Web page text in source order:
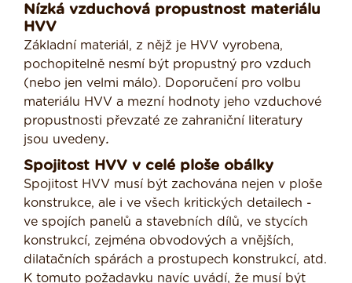
Nízká vzduchová propustnost materiálu
HVV
Základní materiál, z nějž je HVV vyrobena,
pochopitelně nesmí být propustný pro vzduch
(nebo jen velmi málo). Doporučení pro volbu
materiálu HVV a mezní hodnoty jeho vzduchové
propustnosti převzaté ze zahraniční literatury
jsou uvedeny.
Spojitost HVV v celé ploše obálky
Spojitost HVV musí být zachována nejen v ploše
konstrukce, ale i ve všech kritických detailech -
ve spojích panelů a stavebních dílů, ve stycích
konstrukcí, zejména obvodových a vnějších,
dilatačních spárách a prostupech konstrukcí, atd.
K tomuto požadavku navíc uvádí, že musí být